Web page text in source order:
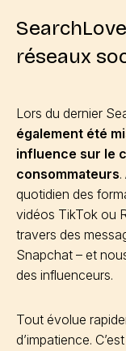
réseaux
Lors du dernier
également été
influence sur le
consommateurs
quotidien des
vidéos TikTok ou
travers des
Snapchat – et
des influenceurs.
Tout évolue
d’impatience.